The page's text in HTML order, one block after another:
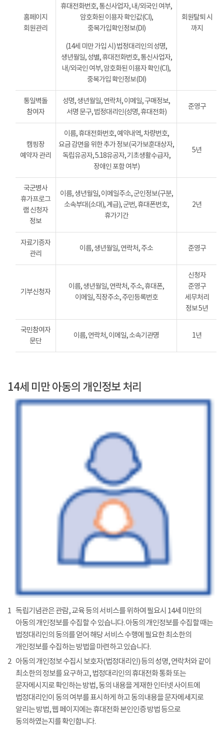
홈페이지
회원관리
휴대전화번호, 통신사업자, 내/외국인 여부,
암호화된 이용자 확인값(CI),
중복가입확인정보(DI)
(14세 미만 가입 시) 법정대리인의 성명,
생년월일, 성별, 휴대전화번호, 통신사업자,
내/외국인 여부, 암호화된 이용자 확인(CI),
중복가입 확인정보(DI)
회원탈퇴 시
까지
통일벽돌
참여자
성명, 생년월일, 연락처, 이메일, 구매정보,
서명 문구, 법정대리인(성명, 휴대전화)
준영구
캠핑장
예약자 관리
이름, 휴대전화번호, 예약내역, 차량번호,
요금 감면을 위한 추가 정보(국가보훈대상자,
독립유공자, 5.18유공자, 기초생활수급자,
장애인 포함 여부)
5년
국군병사
휴가프로그
램 신청자
정보
이름, 생년월일, 이메일주소, 군인정보(구분,
소속부대(소대), 계급), 군번, 휴대폰번호,
휴가기간
2년
자료기증자
관리
이름, 생년월일, 연락처, 주소 준영구
기부신청자
이름, 생년월일, 연락처, 주소, 휴대폰,
이메일, 직장주소, 주민등록번호
신청자
준영구
세무처리
정보 5년
국민참여자
문단
이름, 연락처, 이메일, 소속기관명 1년
14세 미만 아동의 개인정보 처리
1 독립기념관은 관람, 교육 등의 서비스를 위하여 필요시 14세 미만의
아동의 개인정보를 수집할 수 있습니다. 아동의 개인정보를 수집할 때는
법정대리인의 동의를 얻어 해당 서비스 수행에 필요한 최소한의
개인정보를 수집하는 방법을 마련하고 있습니다.
2 아동의 개인정보 수집시 보호자(법정대리인) 등의 성명, 연락처와 같이
최소한의 정보를 요구하고, 법정대리인의 휴대전화 통화 또는
문자메시지로 확인하는 방법, 동의 내용을 게재한 인터넷 사이트에
법정대리인이 동의 여부를 표시하게 하고 동의내용을 문자메세지로
알리는 방법, 웹 페이지에는 휴대전화 본인인증 방법 등으로
동의하였는지를 확인합니다.